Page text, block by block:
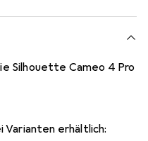
Silhouette Cameo 4 Pro
Varianten erhältlich: